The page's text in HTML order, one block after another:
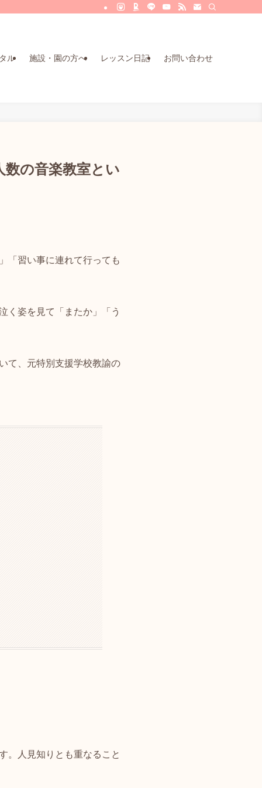
ル 施設・園の方へ レッスン日記 お問い合わせ
の音楽教室とい
「習い事に連れて行っても
く姿を見て「またか」「う
て、元特別支援学校教諭の
。人見知りとも重なること